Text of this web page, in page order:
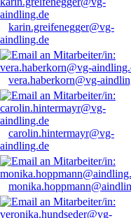
karin.greifenegger@vg-
aindling.de
vera.haberkorn@vg-
carolin.hintermayr@vg-
aindling.de